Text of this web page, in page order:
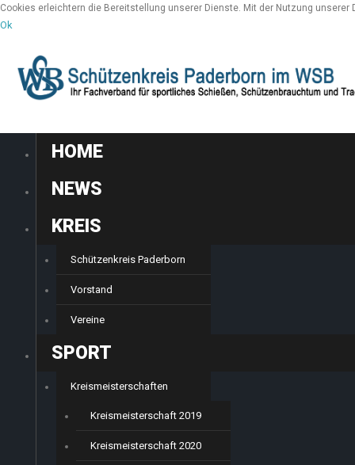
Cookies erleichtern die Bereitstellung unserer Dienste. Mit der Nutzung
Ok
HOME
NEWS
KREIS
Schützenkreis Paderborn
Vorstand
Vereine
SPORT
Kreismeisterschaften
Kreismeisterschaft 2019
Kreismeisterschaft 2020